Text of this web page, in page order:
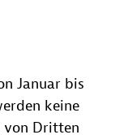
Januar bis
keine
von Dritten